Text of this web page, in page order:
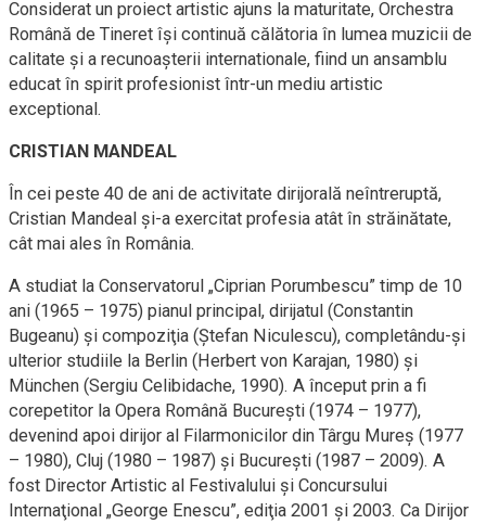
Considerat un proiect artistic ajuns la maturitate, Orchestra
Română de Tineret îşi continuă călătoria în lumea muzicii de
calitate şi a recunoaşterii internationale, fiind un ansamblu
educat în spirit profesionist într-un mediu artistic
exceptional.
CRISTIAN MANDEAL
În cei peste 40 de ani de activitate dirijorală neîntreruptă,
Cristian Mandeal şi-a exercitat profesia atât în străinătate,
cât mai ales în România.
A studiat la Conservatorul „Ciprian Porumbescu” timp de 10
ani (1965 – 1975) pianul principal, dirijatul (Constantin
Bugeanu) şi compoziţia (Ştefan Niculescu), completându-şi
ulterior studiile la Berlin (Herbert von Karajan, 1980) şi
München (Sergiu Celibidache, 1990). A început prin a fi
corepetitor la Opera Română Bucureşti (1974 – 1977),
devenind apoi dirijor al Filarmonicilor din Târgu Mureş (1977
– 1980), Cluj (1980 – 1987) şi Bucureşti (1987 – 2009). A
fost Director Artistic al Festivalului şi Concursului
Internaţional „George Enescu”, ediţia 2001 şi 2003. Ca Dirijor